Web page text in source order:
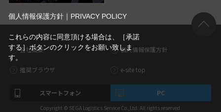
会社概要 個人情報保護方針
推奨ブラウザ e-site top
スマートフォン PC
Copyright © SEGA Logistics Service Co.,Ltd. All rights reserved.
個人情報保護方針｜PRIVACY POLICY
これらの内容に同意頂ける場合は、［承諾
する］ボタンのクリックをお願い致しま
す。